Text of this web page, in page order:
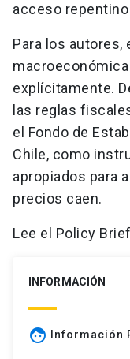
acceso
Para los autores,
explícitamente.
las reglas
el Fondo de
Chile, como
apropiados para
precios caen.
Lee el Policy
INFORMACIÓN
face Información